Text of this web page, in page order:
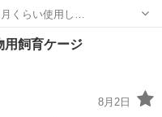
くらい使用し…
他 ケージ
物用飼育ケージ
8月2日